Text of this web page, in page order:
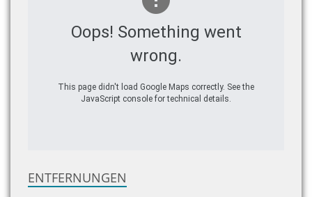
Oops! Something went
wrong.
This page didn't load Google Maps correctly. See the
JavaScript console for technical details.
ENTFERNUNGEN